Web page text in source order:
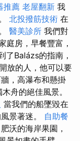
推薦 老屋翻新 我
北投撥筋技術 在
醫美診所 我們對
庭房，早餐豐富，
了Balázs的指南，
放的人，他可以要
，高瀑布和懸掛
舟的絕佳風景。
當我們的船墜毀在
景著迷。 自助餐
沃的海岸果園，